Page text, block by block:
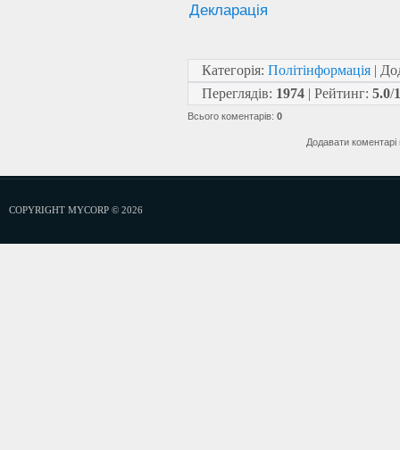
Декларація
Категорія: Політінформація |
Переглядів: 1974 | Рейтинг: 5.0/1
Всього коментарів: 0
Додавати
COPYRIGHT MYCORP © 2026